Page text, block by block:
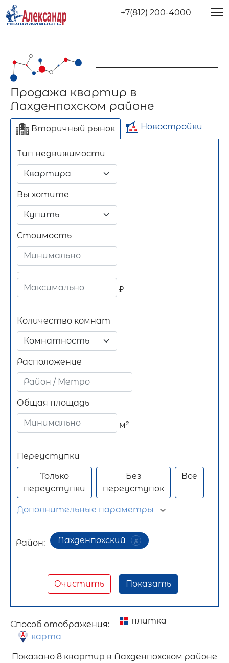
+7(812) 200-4000
Продажа квартир в
Лахденпохском районе
Вторичный рынок Новостройки
Тип недвижимости
Вы хотите
Стоимость
-
₽
Длительный срок
Количество комнат
Комнатность
Расположение
Общая площадь
м²
Отдельно стоящее
здание
Переуступки
Только
переуступки
Без
переуступок
Всё
Дополнительные параметры
Район: Лахденпохский
Очистить Показать
Способ отображения:
плитка
карта
Показано 8 квартир в Лахденпохском районе